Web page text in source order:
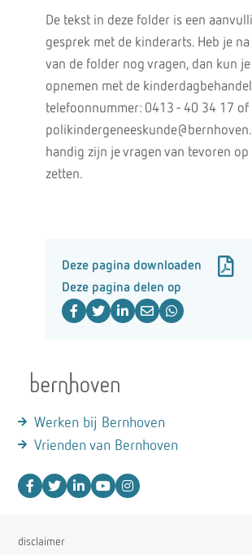
De tekst in deze folder is een
gesprek met de kinderarts. Heb je
van de folder nog vragen, dan kun
opnemen met de
telefoonnummer: 0413 - 40 34 17 of
handig zijn je vragen van tevoren
zetten.
Deze pagina downloaden
Deze pagina delen op
Werken bij Bernhoven
Vrienden van Bernhoven
disclaimer